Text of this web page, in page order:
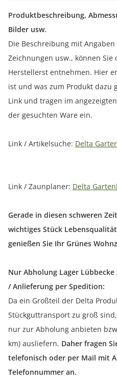
Produktbeschreibung,
Bilder usw.
Die Beschreibung mit
Zeichnungen usw., können Sie
Herstellerst entnehmen. Hier
ist und was zum Produkt dazu
Link und tragen im
der gesuchten Ware ein.
Link / Artikelsuche: Delta
Link / Zaunplaner: Delta
Gerade in diesen schweren
wichtiges Stück
genießen Sie Ihr Grünes
Nur Abholung Lager
/ Anlieferung per Spedition:
Da ein Großteil der Delta
Stückguttransport zu groß
nur zur Abholung anbieten
km) ausliefern. Daher fragen
telefonisch oder per Mail mit
Telefonnummer an.